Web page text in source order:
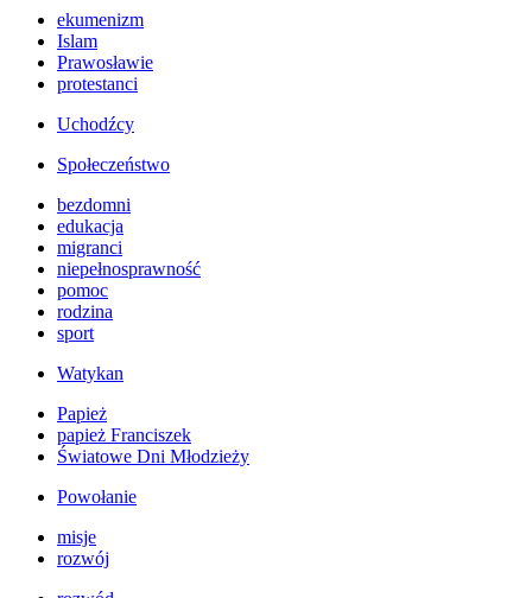
ekumenizm
Islam
Prawosławie
protestanci
Uchodźcy
Społeczeństwo
bezdomni
edukacja
migranci
niepełnosprawność
pomoc
rodzina
sport
Watykan
Papież
papież Franciszek
Światowe Dni Młodzieży
Powołanie
misje
rozwój